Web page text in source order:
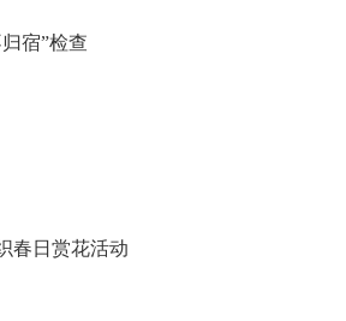
宿”检查
春日赏花活动